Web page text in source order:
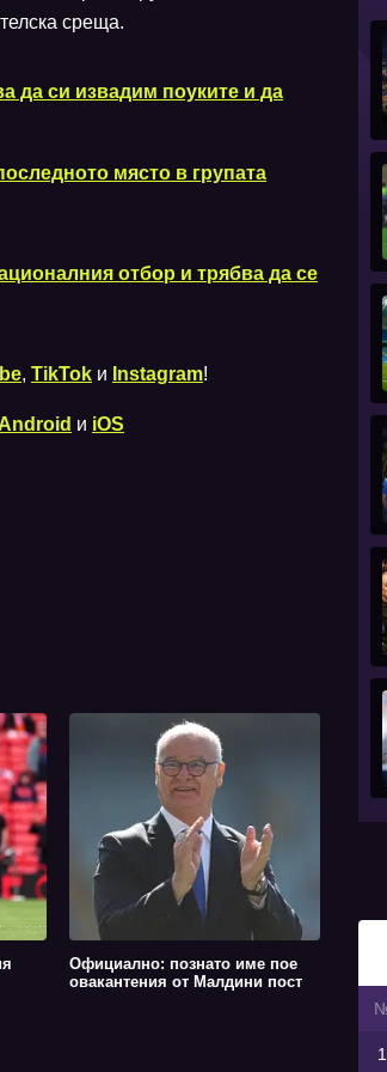
среща.
да си извадим поуките и да
място в групата
отбор и трябва да се
, TikTok и Instagram!
Android и iOS
Официално: познато име пое
овакантения от Малдини пост
1